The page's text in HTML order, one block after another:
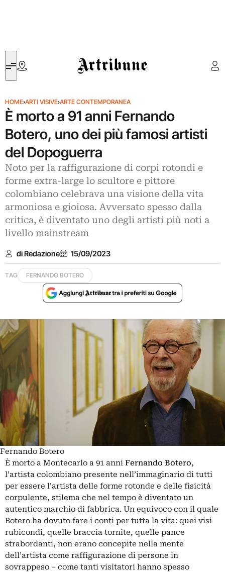
Artribune
HOME›ARTI VISIVE›ARTE CONTEMPORANEA
È morto a 91 anni Fernando
Botero, uno dei più famosi artisti
del Dopoguerra
Noto per la raffigurazione di corpi rotondi e
forme extra-large lo scultore e pittore
colombiano celebrava una visione della vita
armoniosa e gioiosa. Avversato spesso dalla
critica, è diventato uno degli artisti più noti a
livello mainstream
di Redazione 15/09/2023
TAG FERNANDO BOTERO
Fernando Botero
È morto a Montecarlo a 91 anni Fernando Botero,
l’artista colombiano presente nell’immaginario di tutti
per essere l’artista delle forme rotonde e delle fisicità
corpulente, stilema che nel tempo è diventato un
autentico marchio di fabbrica. Un equivoco con il quale
Botero ha dovuto fare i conti per tutta la vita: quei visi
rubicondi, quelle braccia tornite, quelle pance
strabordanti, non erano concepite nella mente
dell’artista come raffigurazione di persone in
sovrappeso – come tanti visitatori hanno spesso